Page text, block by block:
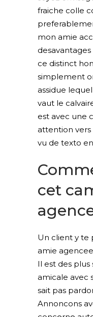
fraiche colle
mon amie
ce distinct
simplement
assidue
vaut le
est avec une
attention vers
vu de texto
cet
Un client y te
amie
Il est des
amicale avec
sait pas
Annoncons